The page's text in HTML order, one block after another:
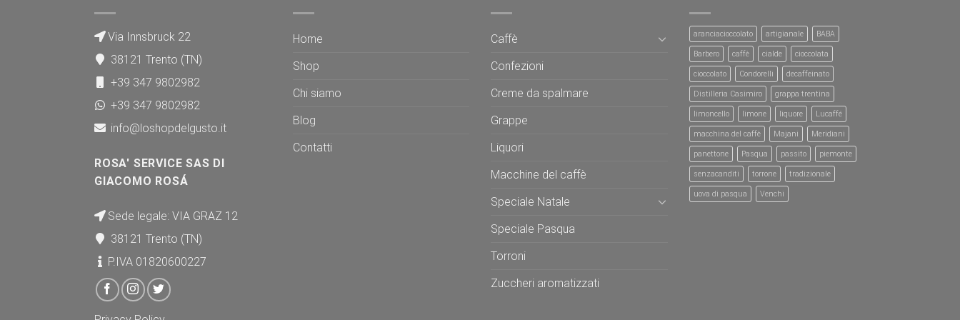
Via Innsbruck 22
38121 Trento (TN)
+39 347 9802982
+39 347 9802982
info@loshopdelgusto.it
ROSA' SERVICE SAS DI
GIACOMO ROSÁ
Sede legale: VIA GRAZ 12
38121 Trento (TN)
P.IVA 01820600227
Home
Shop
Chi siamo
Blog
Contatti
Caffè
Confezioni
Creme da spalmare
Grappe
Liquori
Macchine del caffè
Speciale Natale
Speciale Pasqua
Torroni
Zuccheri aromatizzati
aranciacioccolato artigianale BABA
Barbero caffè cialde cioccolata
cioccolato Condorelli decaffeinato
Distilleria Casimiro grappa trentina
limoncello limone liquore Lucaffé
macchina del caffè Majani Meridiani
panettone Pasqua passito piemonte
senzacanditi torrone tradizionale
uova di pasqua Venchi